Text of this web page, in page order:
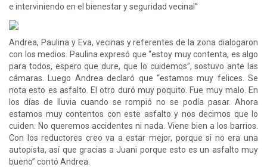
e interviniendo en el bienestar y seguridad vecinal”
Andrea, Paulina y Eva, vecinas y referentes de la zona dialogaron
con los medios. Paulina expresó que “estoy muy contenta, es algo
para todos, espero que dure, que lo cuidemos”, sostuvo ante las
cámaras. Luego Andrea declaró que “estamos muy felices. Se
nota esto es asfalto. El otro duró muy poquito. Fue muy malo. En
los días de lluvia cuando se rompió no se podía pasar. Ahora
estamos muy contentos con este asfalto y nos decimos que lo
cuiden. No queremos accidentes ni nada. Viene bien a los barrios.
Con los reductores creo va a estar mejor, porque si no era una
autopista, así que gracias a Juani porque esto es un asfalto muy
bueno” contó Andrea.